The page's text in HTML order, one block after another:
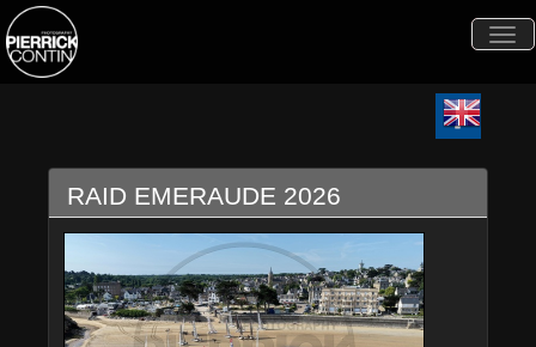
RAID EMERAUDE 2026